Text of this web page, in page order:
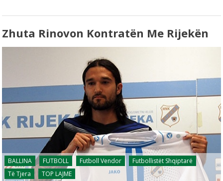
Zhuta Rinovon Kontratën Me Rijekën
BALLINA FUTBOLL Futboll Vendor
Futbollistët Shqiptarë
Të Tjera
TOP LAJME